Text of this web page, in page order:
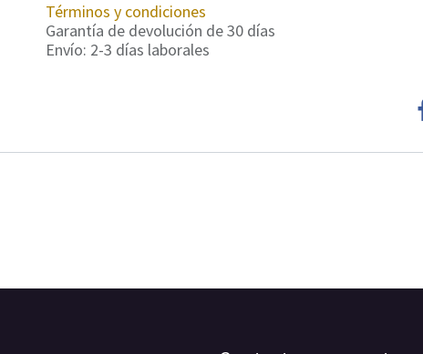
Términos y condiciones
Garantía de devolución de 30 días
Envío: 2-3 días laborales